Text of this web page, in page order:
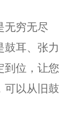
无穷无尽
鼓耳、张力
到位，让您
可以从旧鼓